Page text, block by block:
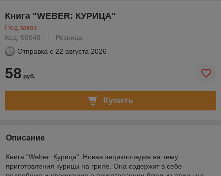
Книга "WEBER: КУРИЦА"
Под заказ
Код: 50048
Розница
Отправка с 22 августа 2026
58 руб.
Купить
Описание
Книга "Weber: Курица". Новая энциклопедия на тему
приготовления курицы на гриле. Она содержит в себе